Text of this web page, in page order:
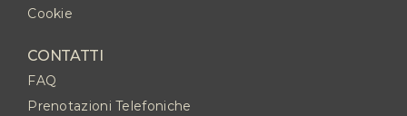
Cookie
CONTATTI
FAQ
Prenotazioni Telefoniche